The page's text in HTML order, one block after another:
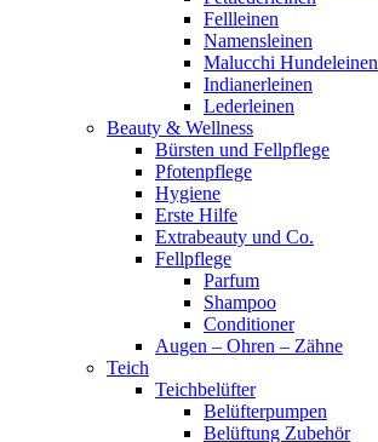
Fellleinen
Namensleinen
Malucchi Hundeleinen
Indianerleinen
Lederleinen
Beauty & Wellness
Bürsten und Fellpflege
Pfotenpflege
Hygiene
Erste Hilfe
Extrabeauty und Co.
Fellpflege
Parfum
Shampoo
Conditioner
Augen – Ohren – Zähne
Teich
Teichbelüfter
Belüfterpumpen
Belüftung Zubehör